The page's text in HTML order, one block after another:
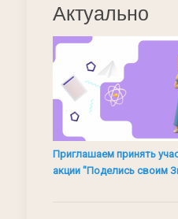
Актуально
Приглашаем принять
акции "Поделись своим